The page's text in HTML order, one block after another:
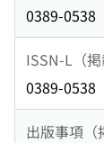
0389-0538
ISSN-L（掲
0389-0538
出版事項（